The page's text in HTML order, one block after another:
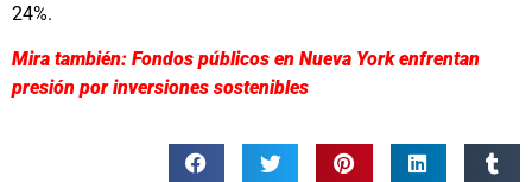
24%.
Mira también: Fondos públicos en Nueva York enfrentan
presión por inversiones sostenibles